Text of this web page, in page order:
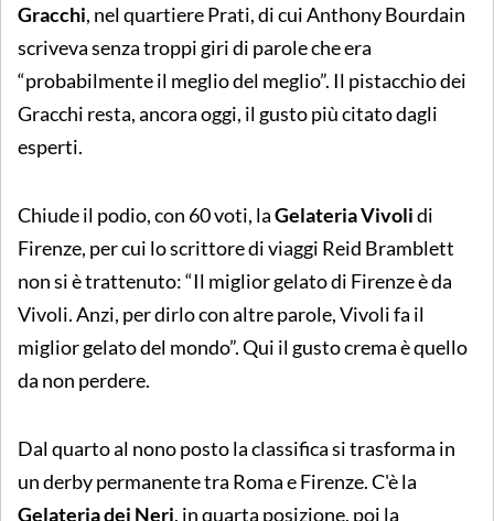
Gracchi, nel quartiere Prati, di cui Anthony Bourdain
scriveva senza troppi giri di parole che era
“probabilmente il meglio del meglio”. Il pistacchio dei
Gracchi resta, ancora oggi, il gusto più citato dagli
esperti.
Chiude il podio, con 60 voti, laGelateria Vivolidi
Firenze, per cui lo scrittore di viaggi Reid Bramblett
non si è trattenuto: “Il miglior gelato di Firenze è da
Vivoli. Anzi, per dirlo con altre parole, Vivoli fa il
miglior gelato del mondo”. Qui il gusto crema è quello
da non perdere.
Dal quarto al nono posto la classifica si trasforma in
un derby permanente tra Roma e Firenze. C'è la
Gelateria dei Neri, in quarta posizione, poi la